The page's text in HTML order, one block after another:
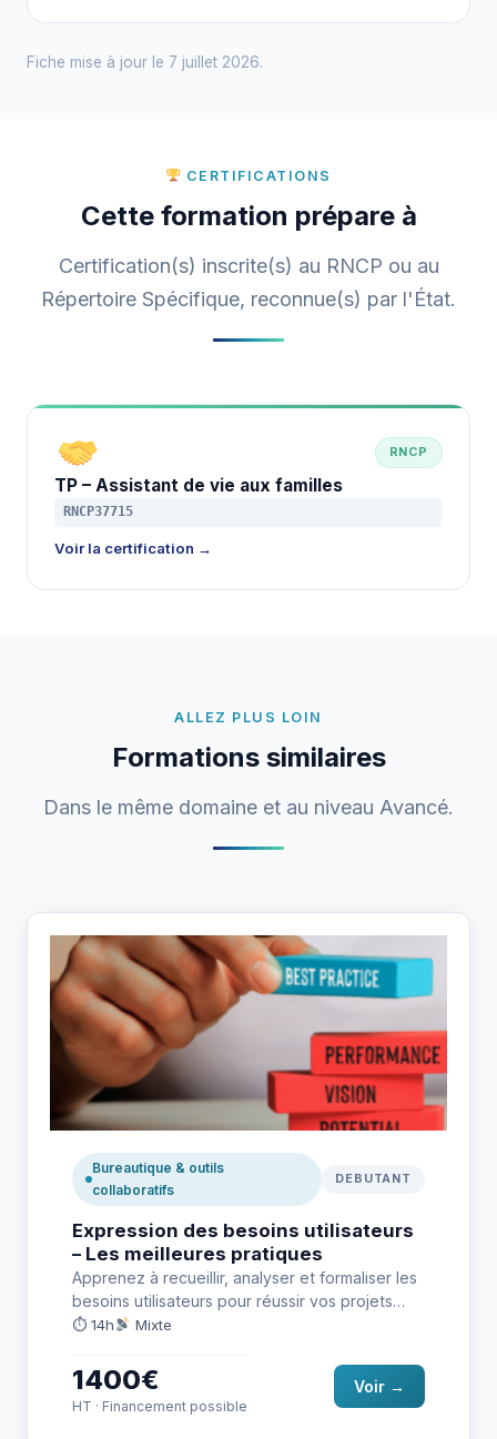
Fiche mise à jour le 7 juillet 2026.
CERTIFICATIONS
Cette formation prépare à
Certification(s) inscrite(s) au RNCP ou au
Répertoire Spécifique, reconnue(s) par l'État.
RNCP
TP – Assistant de vie aux familles
RNCP37715
Voir la certification →
ALLEZ PLUS LOIN
Formations similaires
Dans le même domaine et au niveau Avancé.
Bureautique & outils
collaboratifs
DEBUTANT
Expression des besoins utilisateurs
– Les meilleures pratiques
Apprenez à recueillir, analyser et formaliser les
besoins utilisateurs pour réussir vos projets
numériques. Une formation terrain, orientée…
⏱ 14h Mixte
1400€
HT · Financement possible
Voir →